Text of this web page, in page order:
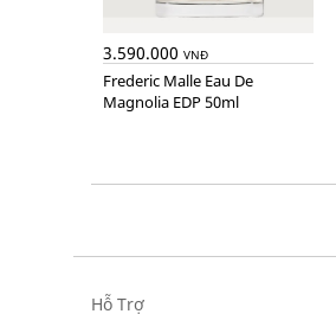
3.590.000 VNĐ
Frederic Malle Eau De
Magnolia EDP 50ml
Hỗ Trợ